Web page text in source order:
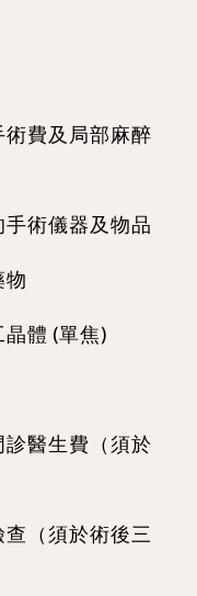
費及局部麻醉
術儀器及物品
物
體 (單焦)
醫生費（須於
（須於術後三